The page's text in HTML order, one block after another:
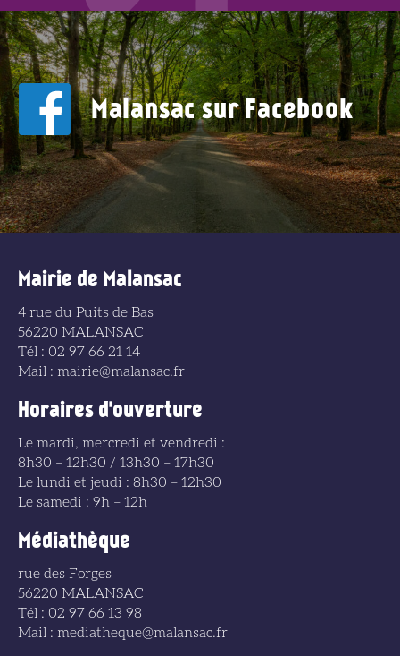
Malansac sur Facebook
Mairie de Malansac
4 rue du Puits de Bas
56220 MALANSAC
Tél : 02 97 66 21 14
Mail : mairie@malansac.fr
Horaires d'ouverture
Le mardi, mercredi et vendredi :
8h30 – 12h30 / 13h30 – 17h30
Le lundi et jeudi : 8h30 – 12h30
Le samedi : 9h – 12h
Médiathèque
rue des Forges
56220 MALANSAC
Tél : 02 97 66 13 98
Mail : mediatheque@malansac.fr